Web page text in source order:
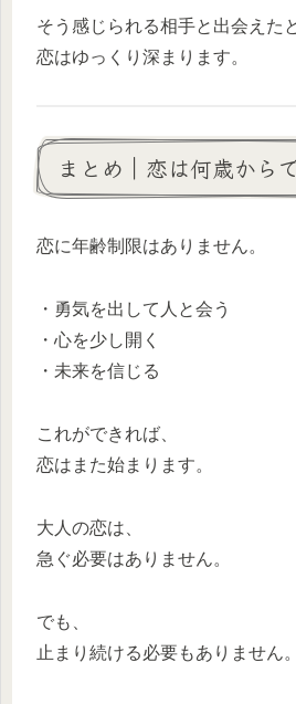
そう感じられる相手と出会えた
恋はゆっくり深まります。
まとめ｜恋は何歳から
恋に年齢制限はありません。
・勇気を出して人と会う
・心を少し開く
・未来を信じる
これができれば、
恋はまた始まります。
大人の恋は、
急ぐ必要はありません。
でも、
止まり続ける必要もありません。